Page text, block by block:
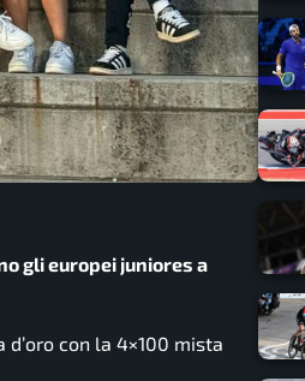
gli europei juniores a
con la 4×100 mista